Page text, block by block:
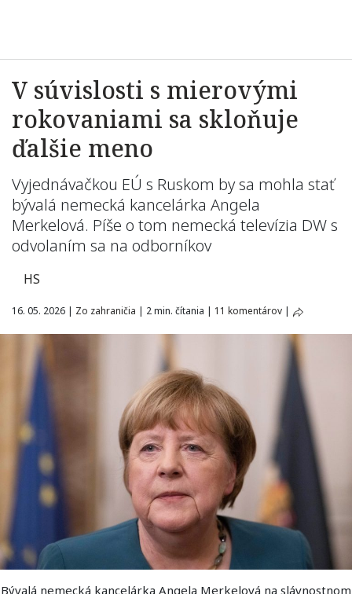
V súvislosti s mierovými
rokovaniami sa skloňuje
ďalšie meno
Vyjednávačkou EÚ s Ruskom by sa mohla stať
bývalá nemecká kancelárka Angela
Merkelová. Píše o tom nemecká televízia DW s
odvolaním sa na odborníkov
HS
16. 05. 2026 | Zo zahraničia | 2 min. čítania | 11 komentárov |
Bývalá nemecká kancelárka Angela Merkelová na slávnostnom